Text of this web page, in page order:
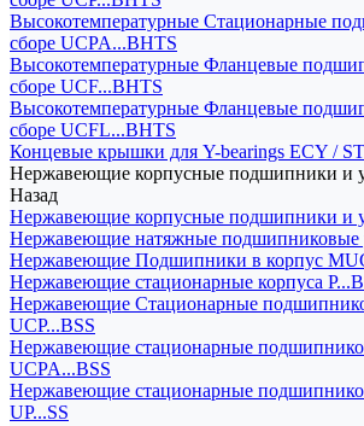
Высокотемпературные Стационарные
сборе UCPA...BHTS
Высокотемпературные Фланцевые
сборе UCF...BHTS
Высокотемпературные Фланцевые
сборе UCFL...BHTS
Концевые крышки для Y-bearings ECY /
Нержавеющие корпусные подшипники и
Назад
Нержавеющие корпусные подшипники и
Нержавеющие натяжные подшипниковые
Нержавеющие Подшипники в корпус
Нержавеющие стационарные корпуса
Нержавеющие Стационарные
UCP...BSS
Нержавеющие стационарные
UCPA...BSS
Нержавеющие стационарные
UP...SS